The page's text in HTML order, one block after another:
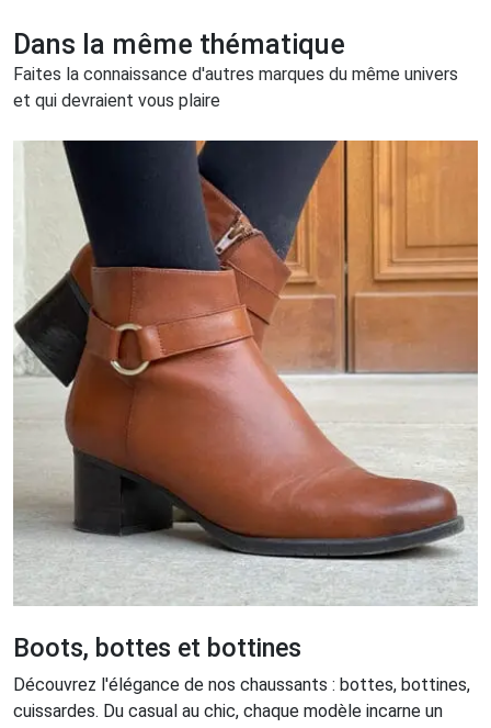
Dans la même thématique
Faites la connaissance d'autres marques du même univers
et qui devraient vous plaire
Boots, bottes et bottines
Découvrez l'élégance de nos chaussants : bottes, bottines,
cuissardes. Du casual au chic, chaque modèle incarne un